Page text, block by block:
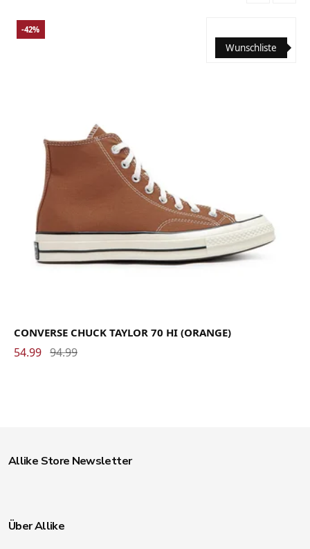
Wunschliste
-42%
CONVERSE CHUCK TAYLOR 70 HI (ORANGE)
54.99 94.99
Allike Store Newsletter
Über Allike